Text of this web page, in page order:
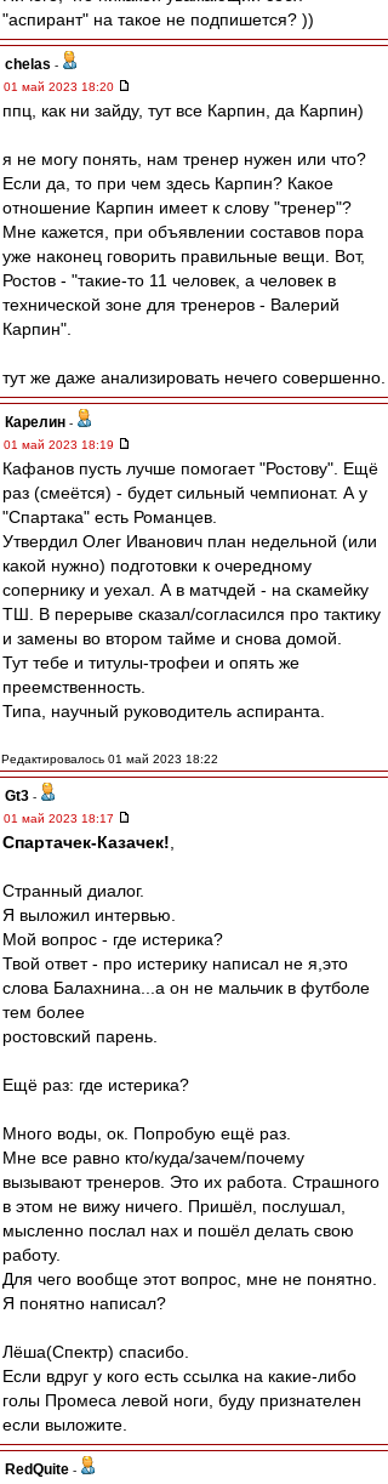
"аспирант" на такое не подпишется? ))
chelas -
01 май 2023 18:20
ппц, как ни зайду, тут все Карпин, да Карпин)
я не могу понять, нам тренер нужен или что?
Если да, то при чем здесь Карпин? Какое
отношение Карпин имеет к слову "тренер"?
Мне кажется, при объявлении составов пора
уже наконец говорить правильные вещи. Вот,
Ростов - "такие-то 11 человек, а человек в
технической зоне для тренеров - Валерий
Карпин".
тут же даже анализировать нечего совершенно.
Карелин -
01 май 2023 18:19
Кафанов пусть лучше помогает "Ростову". Ещё
раз (смеётся) - будет сильный чемпионат. А у
"Спартака" есть Романцев.
Утвердил Олег Иванович план недельной (или
какой нужно) подготовки к очередному
сопернику и уехал. А в матчдей - на скамейку
ТШ. В перерыве сказал/согласился про тактику
и замены во втором тайме и снова домой.
Тут тебе и титулы-трофеи и опять же
преемственность.
Типа, научный руководитель аспиранта.
Редактировалось 01 май 2023 18:22
Gt3 -
01 май 2023 18:17
Спартачек-Казачек!
Странный диалог.
Я выложил интервью.
Мой вопрос - где истерика?
Твой ответ - про истерику написал не я,это
слова Балахнина...а он не мальчик в футболе
тем более
ростовский парень.
Ещё раз: где истерика?
Много воды, ок. Попробую ещё раз.
Мне все равно кто/куда/зачем/почему
вызывают тренеров. Это их работа. Страшного
в этом не вижу ничего. Пришёл, послушал,
мысленно послал нах и пошёл делать свою
работу.
Для чего вообще этот вопрос, мне не понятно.
Я понятно написал?
Лёша(Спектр) спасибо.
Если вдруг у кого есть ссылка на какие-либо
голы Промеса левой ноги, буду признателен
если выложите.
RedQuite -